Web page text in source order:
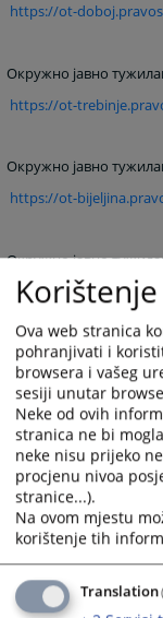
https://ot-
Окружно јавно
https://ot-
Окружно јавно
https://ot-
Окружно јавно
https://ot-
Окружно јавно јавно
https://ot-
Тужилаштво Брчко
https://jt-
Wеб странице
Федерално
Ova web stranica
pohranjivati i
browsera i vašeg
sesiji unutar
Neke od ovih
stranica ne bi
neke nisu prijeko
procjenu nivoa
stranice...).
Na ovom mjestu
korištenje tih
Translation